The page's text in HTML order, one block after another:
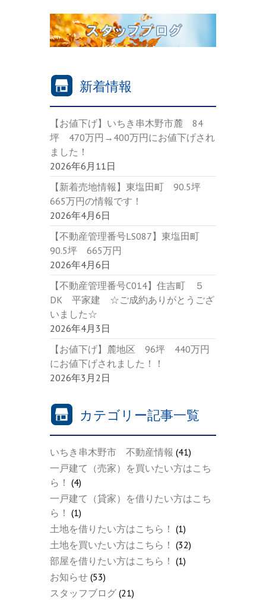
新着情報
【お値下げ】いちき串木野市麓 84
坪 470万円→400万円にお値下げされ
ました！
2026年6月11日
【新着売地情報】東塩田町 90.5坪
665万円の情報です！
2026年4月6日
【不動産管理番号LS087】東塩田町
90.5坪 665万円
2026年4月6日
【不動産管理番号C014】住吉町 ５
DK 平家建 ☆ご成約ありがとうござ
いました☆
2026年4月3日
【お値下げ】麓地区 96坪 440万円
にお値下げされました！！
2026年3月2日
カテゴリー記事一覧
いちき串木野市 不動産情報 (41)
一戸建て（売家）を買いたい方はこち
ら！ (4)
一戸建て（貸家）を借りたい方はこち
ら！ (1)
土地を借りたい方はこちら！ (1)
土地を買いたい方はこちら！ (32)
部屋を借りたい方はこちら！ (1)
お知らせ (53)
スタッフブログ (21)